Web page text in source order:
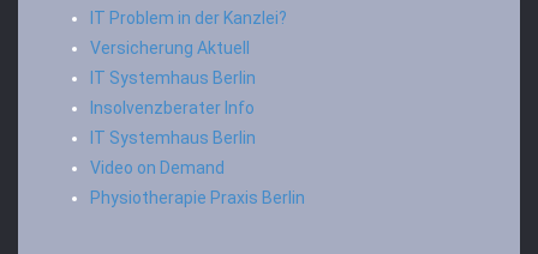
IT Problem in der Kanzlei?
Versicherung Aktuell
IT Systemhaus Berlin
Insolvenzberater Info
IT Systemhaus Berlin
Video on Demand
Physiotherapie Praxis Berlin